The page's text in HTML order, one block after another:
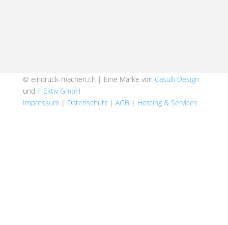
© eindruck-machen.ch | Eine Marke von Casulli Design
und F-Ektiv GmbH
Impressum| Datenschutz| AGB | Hosting & Services